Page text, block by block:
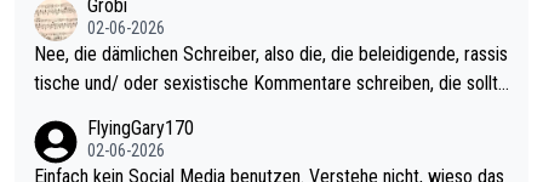
ohl wenig WDF Turniere spielen. Dies war bei Archie Self letzt
es Jahr der Fall. Er musste als amtierender Weltmeister durch
den Qualifier und ich glaube kaum, dass Mitchel sich das (in Ve
el hat.
Grobi
02-06-2026
Nee, die dämlichen Schreiber, also die, die beleidigende, rassis
tische und/ oder sexistische Kommentare schreiben, die sollte
s Leben in den Griff kriegen. Nur eins wundert mich: Luke Little
r war doch neulich erst derjenige, der über Social Media GvV p
FlyingGary170
02-06-2026
Einfach kein Social Media benutzen. Verstehe nicht, wieso das